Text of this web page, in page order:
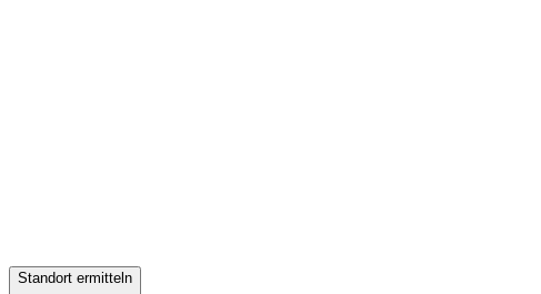
Standort ermitteln